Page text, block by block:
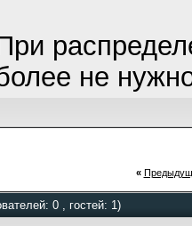
не
«
0 , гостей: 1)